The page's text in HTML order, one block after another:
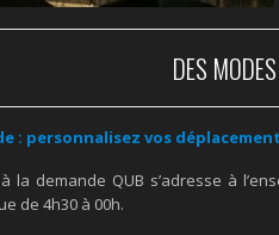
DES
: personnalisez vos
la demande QUB s’adresse à
de 4h30 à 00h.